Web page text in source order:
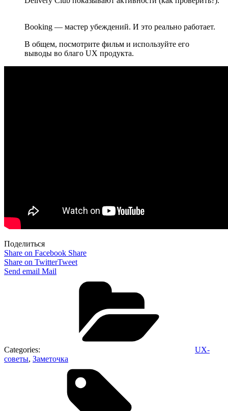
Booking — мастер убеждений. И это реально работает.
В общем, посмотрите фильм и используйте его
выводы во благо UX продукта.
Поделиться
Share on Facebook Share
Share on TwitterTweet
Send email Mail
Categories:
UX-
советы, Заметочка